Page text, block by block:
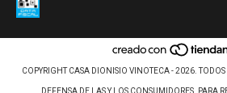
COPYRIGHT CASA DIONISIO VINOTECA - 2026. TODOS